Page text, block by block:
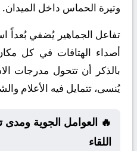
وتيرة الحماس داخل الميدان.
تفاعل الجماهير يُضفي بُعداً
أصداء الهتافات في كل
بالذكر أن تتحول مدرجات
يُنسى، تتمايل فيه الأعلام
🔥 العوامل الجوية ومدى
اللقاء